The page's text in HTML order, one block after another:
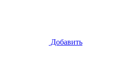
Добавить